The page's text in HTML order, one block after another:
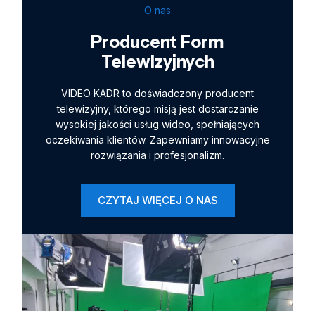
O nas
Producent Form
Telewizyjnych
VIDEO KADR to doświadczony producent
telewizyjny, którego misją jest dostarczanie
wysokiej jakości usług wideo, spełniających
oczekiwania klientów. Zapewniamy innowacyjne
rozwiązania i profesjonalizm.
CZYTAJ WIĘCEJ O NAS